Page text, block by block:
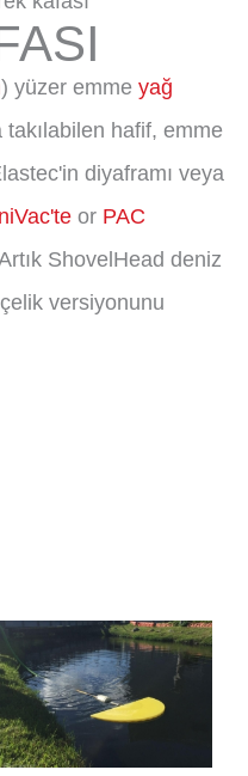
) yüzer emme yağ
takılabilen hafif, emme
diyaframı veya
or PAC
ShovelHead deniz
versiyonunu